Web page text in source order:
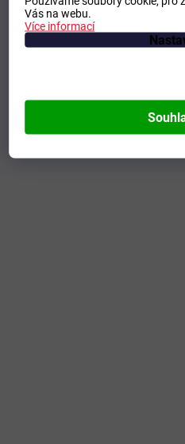
Vás na webu.
Více informací